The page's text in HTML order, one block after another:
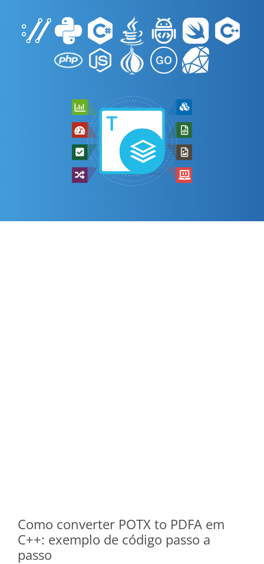
Como converter POTX to PDFA em
C++: exemplo de código passo a
passo